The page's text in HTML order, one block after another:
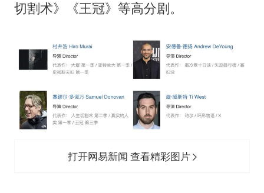
切割术》《王冠》等高分剧。
打开网易新闻 查看精彩图片